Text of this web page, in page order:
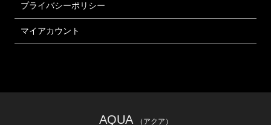
プライバシーポリシー
マイアカウント
AQUA （アクア）